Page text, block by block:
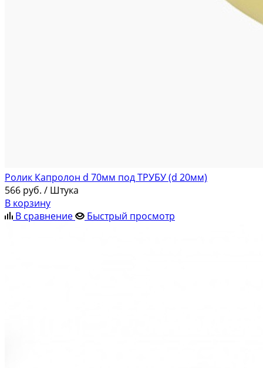
Ролик Капролон d 70мм под ТРУБУ (d 20мм)
566 руб. / Штука
В корзину
В сравнение
Быстрый просмотр